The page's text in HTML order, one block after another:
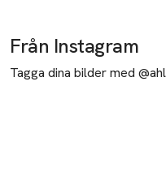
Från Instagram
Tagga dina bilder med